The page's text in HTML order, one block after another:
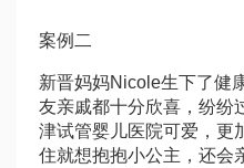
案例二
新晋妈妈Nicole生下了健
友亲戚都十分欣喜，纷纷
津试管婴儿医院可爱，更
住就想抱抱小公主，还会